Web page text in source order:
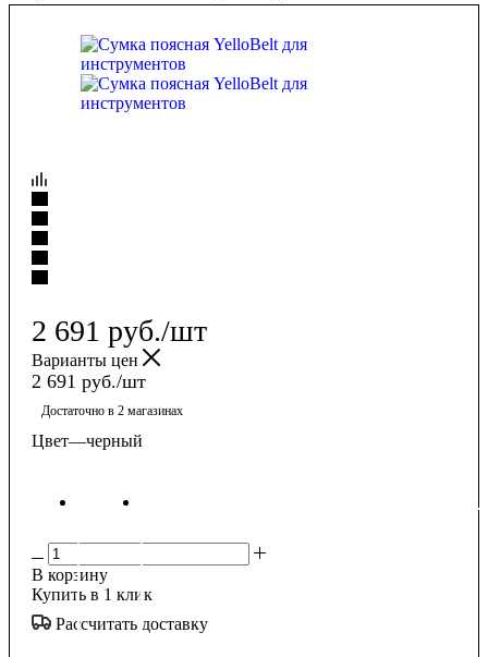
2 691 руб./шт
Варианты цен
2 691 руб./шт
Достаточно в 2 магазинах
Цвет—черный
В корзину
Купить в 1 клик
Рассчитать доставку